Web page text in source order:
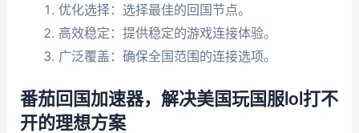
优化选择：选择最佳的回国节点。
高效稳定：提供稳定的游戏连接体验。
广泛覆盖：确保全国范围的连接选项。
番茄回国加速器，解决美国玩国服lol打不
开的理想方案